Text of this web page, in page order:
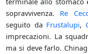
sopravvivenza. Re
seguito da Frustalupi,
imprecazioni. La
ma si deve farlo.